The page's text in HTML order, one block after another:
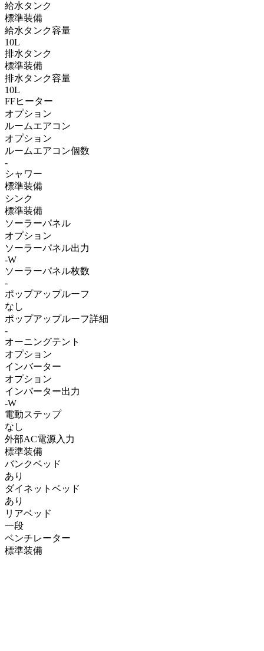
給水タンク
標準装備
給水タンク容量
10L
排水タンク
標準装備
排水タンク容量
10L
FFヒーター
オプション
ルームエアコン
オプション
ルームエアコン個数
-
シャワー
標準装備
シンク
標準装備
ソーラーパネル
オプション
ソーラーパネル出力
-W
ソーラーパネル枚数
-
ポップアップルーフ
なし
ポップアップルーフ詳細
-
オーニングテント
オプション
インバーター
オプション
インバーター出力
-W
電動ステップ
なし
外部AC電源入力
標準装備
バンクベッド
あり
ダイネットベッド
あり
リアベッド
一段
ベンチレーター
標準装備